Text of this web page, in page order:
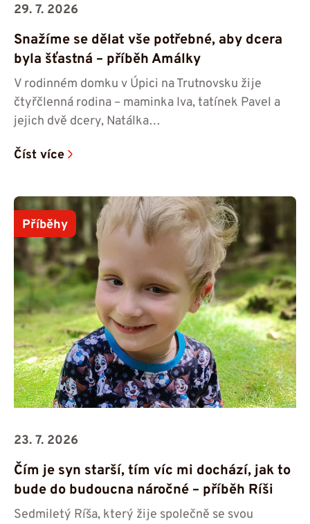
29. 7. 2026
Snažíme se dělat vše potřebné, aby dcera
byla šťastná – příběh Amálky
V rodinném domku v Úpici na Trutnovsku žije
čtyřčlenná rodina – maminka Iva, tatínek Pavel a
jejich dvě dcery, Natálka…
Číst více
Příběhy
23. 7. 2026
Čím je syn starší, tím víc mi dochází, jak to
bude do budoucna náročné – příběh Ríši
Sedmiletý Ríša, který žije společně se svou